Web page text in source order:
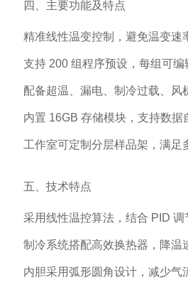
四、主要功能及特点
精准线性温变控制，避免温变速
支持 200 组程序预设，每组可编
配备超温、漏电、制冷过载、风
内置 16GB 存储模块，支持数据
工作室可定制分层样品架，满足
五、技术特点
采用线性温控算法，结合 PID
制冷系统搭配高效换热器，降温
内胆采用弧形圆角设计，减少气